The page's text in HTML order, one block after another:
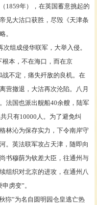
1859年），在英国蓄意挑起的
见大沽口获胜，尽毁《天津条
。
组成侵华联军，大举入侵。
本，不在海口，而在京
不定，痛失歼敌的良机。在
营撤退，大沽再次沦陷。八月
法国也派出舰船40余艘，陆军
只有10000人。为了避免纠
林沁为保存实力，下令南岸守
。英法联军攻占天津，随即向
书穆荫为钦差大臣 ，往通州与
组织对北京的进攻，在通州 八
虏变”。
狝”为名自 圆明园仓皇逃亡热